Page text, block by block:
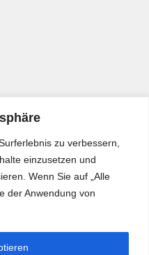
zu verbessern,
einzusetzen und
Wenn Sie auf „Alle
der Anwendung von